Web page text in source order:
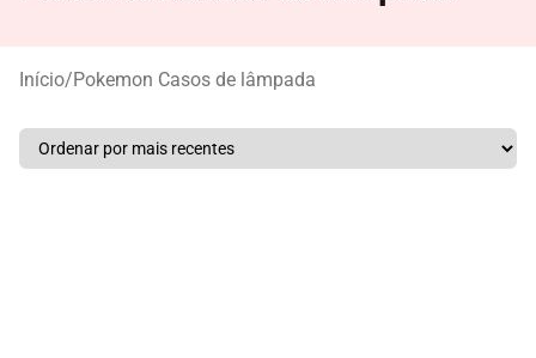
Início/Pokemon Casos de lâmpada